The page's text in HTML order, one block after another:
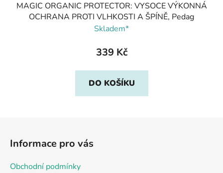
MAGIC ORGANIC PROTECTOR: VYSOCE VÝKONNÁ
OCHRANA PROTI VLHKOSTI A ŠPÍNĚ, Pedag
Skladem*
339 Kč
DO KOŠÍKU
Informace pro vás
Obchodní podmínky